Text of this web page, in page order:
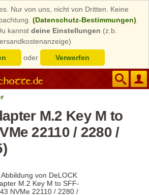
Nur von uns, nicht von Dritten. Keine
(Datenschutz-Bestimmungen)
kannst deine Einstellungen (z.b.
oder Verwerfen
M.2 Key M to
22110 / 2280 /